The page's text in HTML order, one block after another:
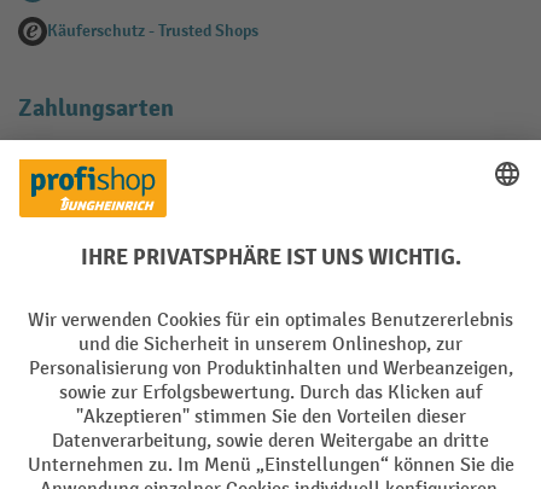
Käuferschutz - Trusted Shops
Zahlungsarten
Creditcard (Master)
Facebook
YouTube
LinkedIn
Instagram
AGB Impressum Datenschutz